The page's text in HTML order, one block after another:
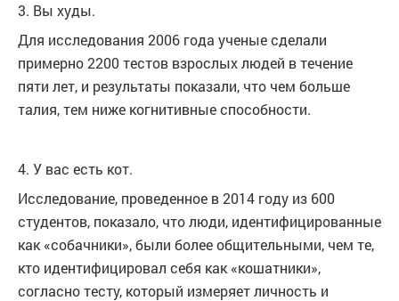
3. Вы худы.
Для исследования 2006 года ученые сделали
примерно 2200 тестов взрослых людей в течение
пяти лет, и результаты показали, что чем больше
талия, тем ниже когнитивные способности.
4. У вас есть кот.
Исследование, проведенное в 2014 году из 600
студентов, показало, что люди, идентифицированные
как «собачники», были более общительными, чем те,
кто идентифицировал себя как «кошатники»,
согласно тесту, который измеряет личность и